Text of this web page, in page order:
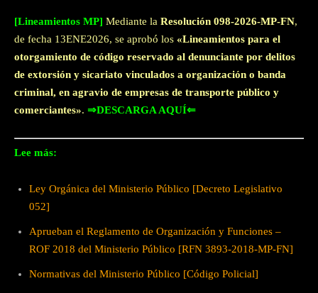
[Lineamientos MP] Mediante la Resolución 098-2026-MP-FN,
de fecha 13ENE2026, se aprobó los «Lineamientos para el
otorgamiento de código reservado al denunciante por delitos
de extorsión y sicariato vinculados a organización o banda
criminal, en agravio de empresas de transporte público y
comerciantes». ⇒DESCARGA AQUÍ⇐
Lee más:
Ley Orgánica del Ministerio Público [Decreto Legislativo
052]
Aprueban el Reglamento de Organización y Funciones –
ROF 2018 del Ministerio Público [RFN 3893-2018-MP-FN]
Normativas del Ministerio Público [Código Policial]